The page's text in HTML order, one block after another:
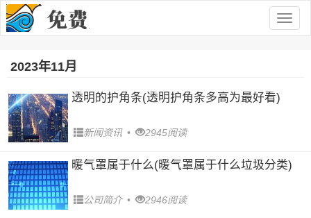
2023年11月
透明的护角条(透明护角条多高为最好看)
新闻资讯 • 2945阅读
暖气罩属于什么(暖气罩属于什么垃圾分类)
公司简介 • 2946阅读